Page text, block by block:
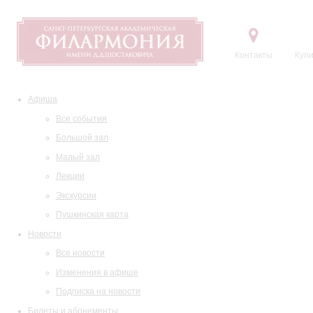
Контакты
Афиша
Все события
Большой зал
Малый зал
Лекции
Экскурсии
Пушкинская карта
Новости
Все новости
Изменения в афише
Подписка на новости
Билеты и абонементы